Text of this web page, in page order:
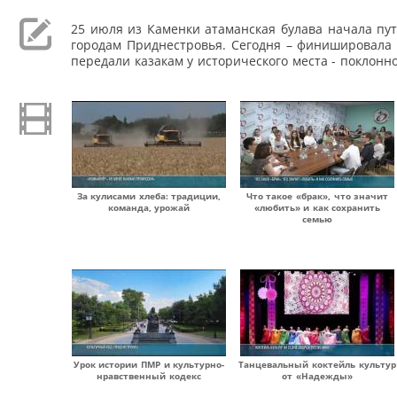
25 июля из Каменки атаманская булава начала
городам Приднестровья. Сегодня – финишировала
передали казакам у исторического места -
За кулисами хлеба: традиции,
команда, урожай
Что такое «брак», что значит
«любить» и как сохранить
семью
Урок истории ПМР и культурно-
нравственный кодекс
Танцевальный коктейль культур
от «Надежды»